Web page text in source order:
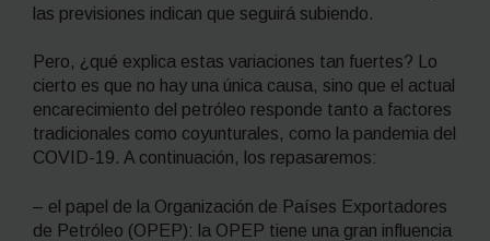
las previsiones indican que seguirá subiendo.
Pero, ¿qué explica estas variaciones tan fuertes? Lo
cierto es que no hay una única causa, sino que el actual
encarecimiento del petróleo responde tanto a factores
tradicionales como coyunturales, como la pandemia del
COVID-19. A continuación, los repasaremos:
– el papel de la Organización de Países Exportadores
de Petróleo (OPEP): la OPEP tiene una gran influencia